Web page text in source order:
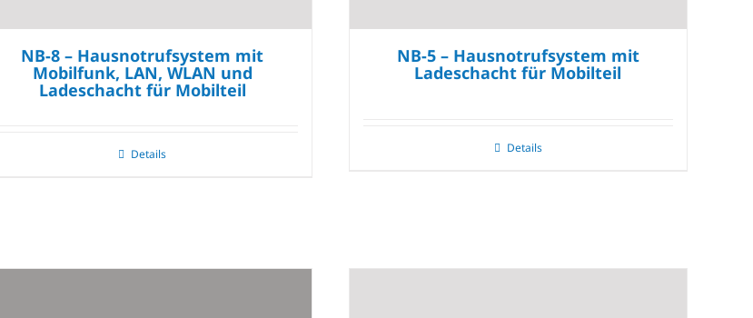
NB-8 – Hausnotrufsystem mit
Mobilfunk, LAN, WLAN und
Ladeschacht für Mobilteil
Details
NB-5 – Hausnotrufsystem mit
Ladeschacht für Mobilteil
Details